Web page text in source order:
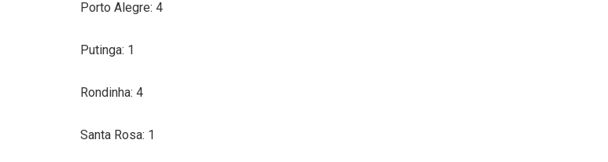
Porto Alegre: 4
Putinga: 1
Rondinha: 4
Santa Rosa: 1